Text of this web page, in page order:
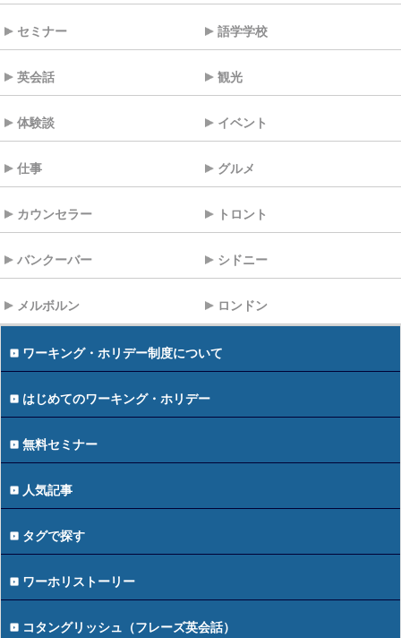
セミナー 語学学校
英会話 観光
体験談 イベント
仕事 グルメ
カウンセラー トロント
バンクーバー シドニー
メルボルン ロンドン
ワーキング・ホリデー制度について
はじめてのワーキング・ホリデー
無料セミナー
人気記事
タグで探す
ワーホリストーリー
コタングリッシュ（フレーズ英会話）